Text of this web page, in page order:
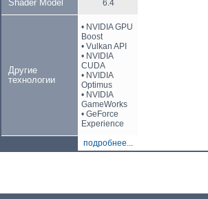
Shader Model 6.4
Другие
технологии
• NVIDIA GPU
Boost
• Vulkan API
• NVIDIA
CUDA
• NVIDIA
Optimus
• NVIDIA
GameWorks
• GeForce
Experience
подробнее...